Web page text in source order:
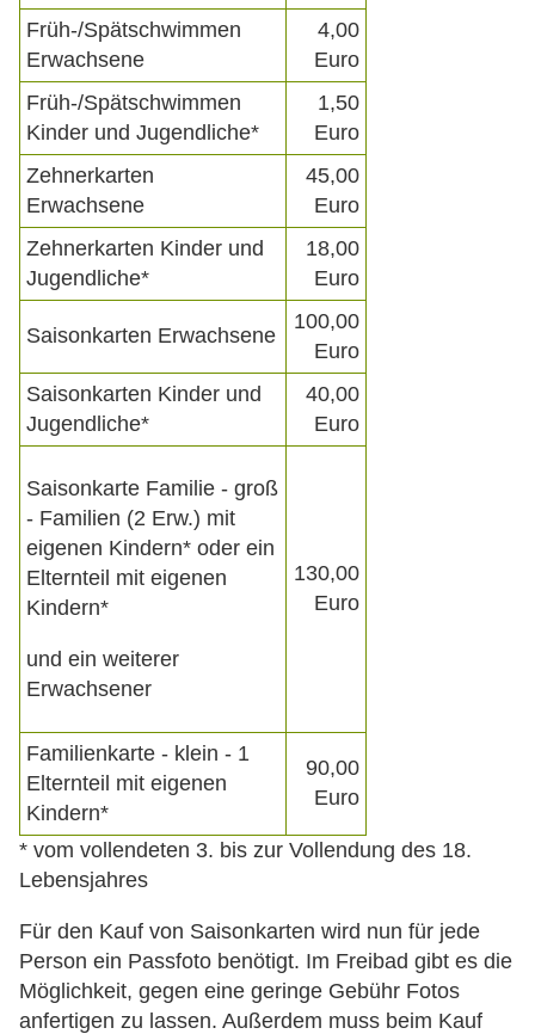
Früh-/Spätschwimmen
Erwachsene
4,00
Euro
Früh-/Spätschwimmen
Kinder und Jugendliche*
1,50
Euro
Zehnerkarten
Erwachsene
45,00
Euro
Zehnerkarten Kinder und
Jugendliche*
18,00
Euro
Saisonkarten Erwachsene
100,00
Euro
Saisonkarten Kinder und
Jugendliche*
40,00
Euro
Saisonkarte Familie - groß
- Familien (2 Erw.) mit
eigenen Kindern* oder ein
Elternteil mit eigenen
Kindern*
und ein weiterer
Erwachsener
130,00
Euro
Familienkarte - klein - 1
Elternteil mit eigenen
Kindern*
90,00
Euro
* vom vollendeten 3. bis zur Vollendung des 18.
Lebensjahres
Für den Kauf von Saisonkarten wird nun für jede
Person ein Passfoto benötigt. Im Freibad gibt es die
Möglichkeit, gegen eine geringe Gebühr Fotos
anfertigen zu lassen. Außerdem muss beim Kauf